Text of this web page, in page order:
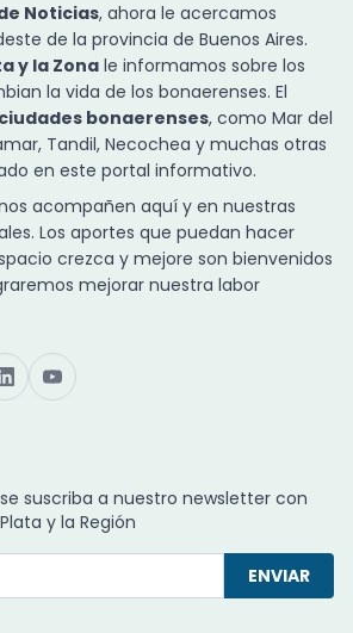
Noticias, ahora le acercamos
de la provincia de Buenos Aires.
y la Zona le informamos sobre los
la vida de los bonaerenses. El
bonaerenses, como Mar del
Tandil, Necochea y muchas otras
en este portal informativo.
acompañen aquí y en nuestras
Los aportes que puedan hacer
crezca y mejore son bienvenidos
mejorar nuestra labor
suscriba a nuestro newsletter con
y la Región
ENVIAR